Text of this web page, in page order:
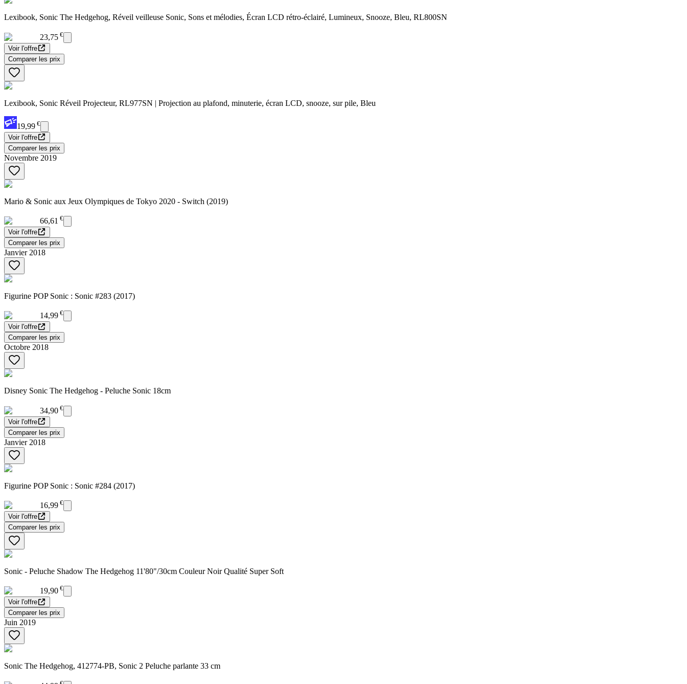
Lexibook, Sonic The Hedgehog, Réveil veilleuse Sonic, Sons et mélodies, Écran LCD rétro-éclairé, Lumineux, Snooze, Bleu, RL800SN
23,75 €
Voir l'offre
Comparer les prix
Lexibook, Sonic Réveil Projecteur, RL977SN | Projection au plafond, minuterie, écran LCD, snooze, sur pile, Bleu
19,99 €
Voir l'offre
Comparer les prix
Novembre 2019
Mario & Sonic aux Jeux Olympiques de Tokyo 2020 - Switch (2019)
66,61 €
Voir l'offre
Comparer les prix
Janvier 2018
Figurine POP Sonic : Sonic #283 (2017)
14,99 €
Voir l'offre
Comparer les prix
Octobre 2018
Disney Sonic The Hedgehog - Peluche Sonic 18cm
34,90 €
Voir l'offre
Comparer les prix
Janvier 2018
Figurine POP Sonic : Sonic #284 (2017)
16,99 €
Voir l'offre
Comparer les prix
Sonic - Peluche Shadow The Hedgehog 11'80"/30cm Couleur Noir Qualité Super Soft
19,90 €
Voir l'offre
Comparer les prix
Juin 2019
Sonic The Hedgehog, 412774-PB, Sonic 2 Peluche parlante 33 cm